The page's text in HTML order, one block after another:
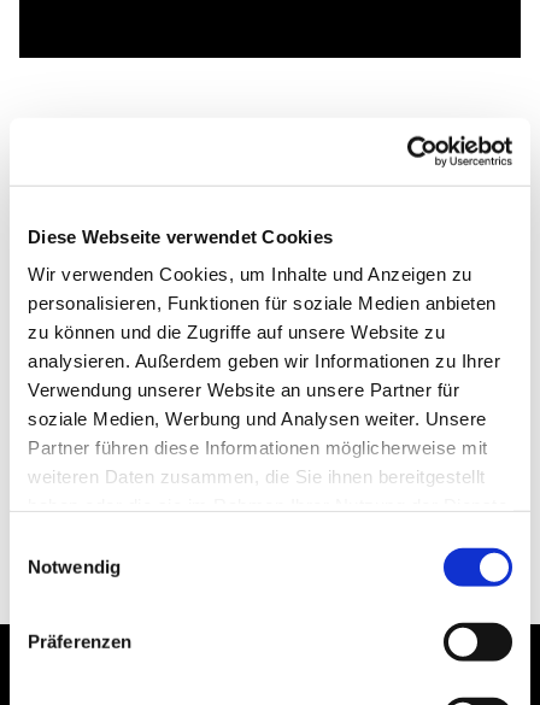
Diese Webseite verwendet Cookies
Wir verwenden Cookies, um Inhalte und Anzeigen zu
personalisieren, Funktionen für soziale Medien anbieten
zu können und die Zugriffe auf unsere Website zu
analysieren. Außerdem geben wir Informationen zu Ihrer
Verwendung unserer Website an unsere Partner für
soziale Medien, Werbung und Analysen weiter. Unsere
Partner führen diese Informationen möglicherweise mit
weiteren Daten zusammen, die Sie ihnen bereitgestellt
Notwendig
Präferenzen